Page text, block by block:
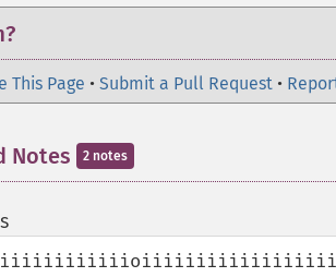
This Page • Submit a Pull Request •
Notes 2 notes
¶